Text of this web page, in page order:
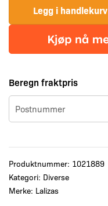
Legg i handlekurv
Beregn fraktpris
Produktnummer: 1021889
Kategori: Diverse
Merke: Lalizas